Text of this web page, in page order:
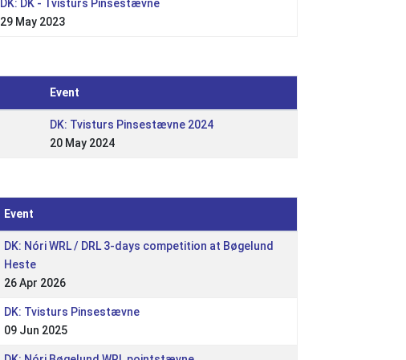
DK: DK - Tvisturs Pinsestævne
29 May 2023
Event
DK: Tvisturs Pinsestævne 2024
20 May 2024
Event
DK: Nóri WRL / DRL 3-days competition at Bøgelund
Heste
26 Apr 2026
DK: Tvisturs Pinsestævne
09 Jun 2025